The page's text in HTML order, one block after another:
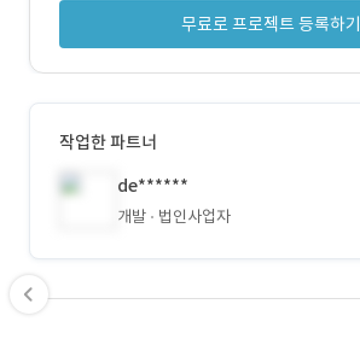
무료로 프로젝트 등록하기
작업한 파트너
de******
개발 법인사업자